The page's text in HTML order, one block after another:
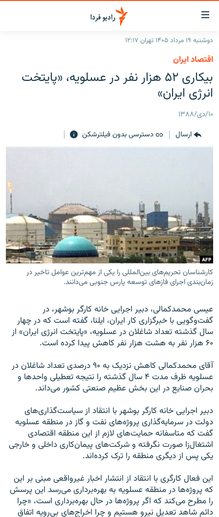
لینک‌های
قابلیت
دسترسی
بازگشت
منوی
اصلی
رفتن
صفحه
جستجو
ایران
جهان
برنامه‌های رادیویی
پادکست
چندرسانه‌ای
به ما بپیوندید
زبان‌های دیگر
دوشنبه ۱۹ مرداد ۱۴۰۵ تهران ۱۲:۱۷
اقتصاد ایران
بیکاری ۵۲ هزار نفر در عسلویه، «پایتخت
انرژی ایران»
۱۰/دی/۱۳۸۸
ارسال
دسترسی بدون فیلترشکن
کارشناسان تحريم‌های بين‌المللی را یکی از مهم‌ترين عوامل تاخير در
زمان‌بندی اجرای فازهای توسعه پارس جنوبی می‌دانند.
عيسی محمدکمالی، دبير اجرايی خانه کارگر بوشهر، در
گفت‌وگويی با خبرگزاری کار ايران، ايلنا، گفته است که در چهار
سال گذشته تعداد شاغلان در عسلويه، «پایتخت انرژی ایران» از
۶۰ هزار نفر به هشت هزار نفر کاهش پيدا کرده است.
آقای محمدکمالی کاهش نزديک به ۹۰ درصدی تعداد شاغلان در
عسلويه ظرف مدت ۴ سال گذشته را نتیجه تعطيلی واحدها و
بحران صنايع در اين بخش عظيم صنعتی کشور می‌داند.
دبير اجرايی خانه کارگر بوشهر با انتقاد از سياست‌گذاری‌های
دولت در سرمايه‌گذاری پروژه‌های نفت و گاز در منطقه عسلويه
گفت که متاسفانه حمايت‌های لازم از اين منطقه اقتصادی
اشتغال‌زا صورت نگرفته و شرکت‌های پيمان‌کاری داخلی و خارجی
يکی پس از ديگری منطقه را ترک کرده‌اند.
اين فعال کارگری با انتقاد از انتشار اخبار غيرواقعی مبنی بر این
که پروژه‌ها در منطقه عسلويه به بهره‌برداری می‌رسد این پرسش
را مطرح می‌کند که اگر پروژه‌ها در حال بهره‌برداری است، «چرا
دائم شاهد تعديل نيرو هستيم و چرا اخراج‌های بی‌رويه اتفاق